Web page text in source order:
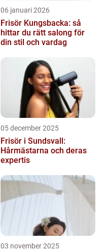
06 januari 2026
Frisör Kungsbacka: så
hittar du rätt salong för
din stil och vardag
05 december 2025
Frisör i Sundsvall:
Hårmästarna och deras
expertis
03 november 2025